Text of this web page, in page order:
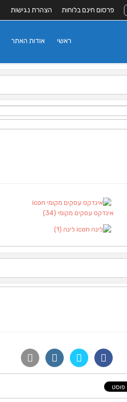
פרסום חינם בלוחות הצהרת נגישות
אודות האתר ראשי
אינדקס עסקים מקומי (34)
לינה (1)